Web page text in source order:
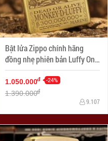
Bật lửa Zippo chính hãng
đồng nhẹ phiên bản Luffy One
Piece
1.050.000đ -24%
1.390.000đ
9.107